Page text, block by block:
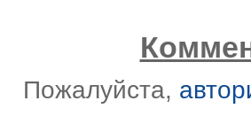
Пожалуйста,